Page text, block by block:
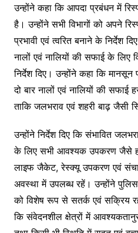
उन्होंने कहा कि आपदा प्रबंधन में
है। उन्होंने सभी विभागों को अपने
प्रभावी एवं त्वरित बनाने के निर्देश
नालों एवं नालियों की सफाई के
निर्देश दिए। उन्होंने कहा कि
दो बार नालों एवं नालियों की सफाई
ताकि जलभराव एवं शहरी बाढ़ जैसी
उन्होंने निर्देश दिए कि संभावित
के लिए सभी आवश्यक उपकरण जैसे
लाइफ जैकेट, रेस्क्यू उपकरण एवं
अवस्था में उपलब्ध रहें। उन्होंने
को विशेष रूप से सतर्क एवं सक्रिय
कि संवेदनशील क्षेत्रों में